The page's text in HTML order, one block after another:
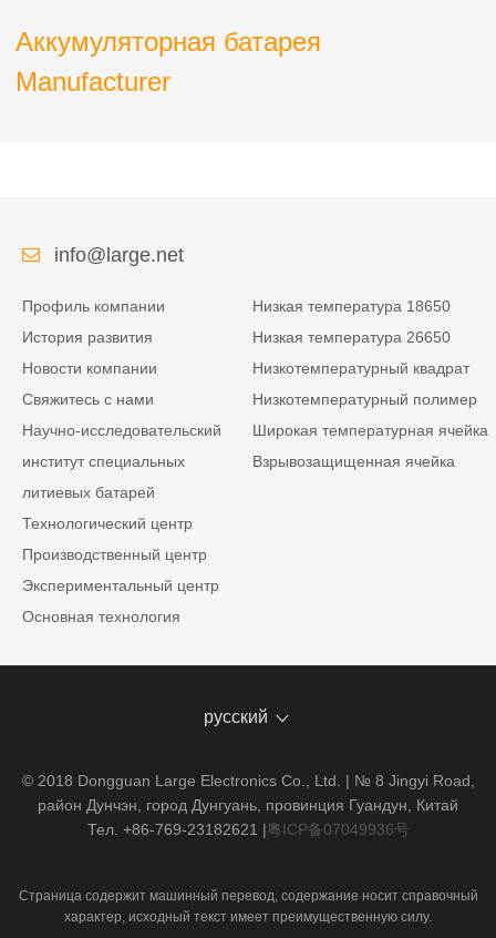
Аккумуляторная батарея
Manufacturer
info@large.net
Профиль компании
История развития
Новости компании
Свяжитесь с нами
Научно-исследовательский
институт специальных
литиевых батарей
Технологический центр
Производственный центр
Экспериментальный центр
Основная технология
Низкая температура 18650
Низкая температура 26650
Низкотемпературный квадрат
Низкотемпературный полимер
Широкая температурная ячейка
Взрывозащищенная ячейка
русский
© 2018 Dongguan Large Electronics Co., Ltd. | № 8 Jingyi Road,
район Дунчэн, город Дунгуань, провинция Гуандун, Китай
Тел. +86-769-23182621 |粤ICP备07049936号
Страница содержит машинный перевод, содержание носит справочный
характер, исходный текст имеет преимущественную силу.